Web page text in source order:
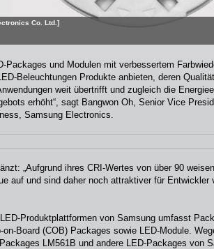
Co. Ltd.]
Packages und Modulen mit verbessertem
Beleuchtungen Produkte anbieten, deren
weit übertrifft und zugleich die
erhöht“, sagt Bangwon Oh, Senior Vice
Samsung Electronics.
„Aufgrund ihres CRI-Wertes von über 90
auf und sind daher noch attraktiver für
Produktplattformen von Samsung umfasst
on-Board (COB) Packages sowie LED-Module.
LM561B und andere LED-Packages von